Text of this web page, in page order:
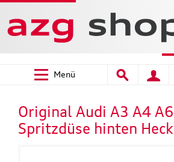
Menü
Original Audi A3 A4
Spritzdüse hinten